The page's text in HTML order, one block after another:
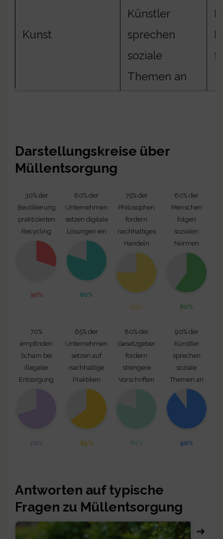
Kunst
Künstler
sprechen
soziale
Themen an
Darstellungskreise über
Müllentsorgung
30% der
Bevölkerung
praktizierten
Recycling
30%
80% der
Unternehmen
setzen digitale
Lösungen ein
80%
75% der
Philosophen
fordern
nachhaltiges
Handeln
75%
60% der
Menschen
folgen
sozialen
Normen
60%
70%
empfinden
Scham bei
illegaler
Entsorgung
65% der
Unternehmen
setzen auf
nachhaltige
Praktiken
65%
80% der
Gesetzgeber
fordern
strengere
Vorschriften
80%
90% der
Künstler
sprechen
soziale
Themen an
90%
Antworten auf typische
Fragen zu Müllentsorgung
➜